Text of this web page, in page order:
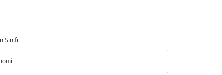
Sınıfı
Sınıfı option Ekonomi Selected